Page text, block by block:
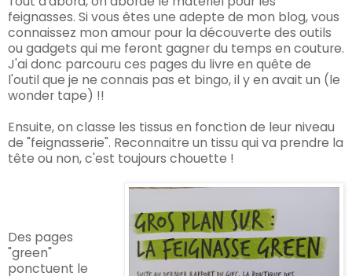
feignasses. Si vous êtes une adepte de mon blog, vous
connaissez mon amour pour la découverte des outils
ou gadgets qui me feront gagner du temps en couture.
J'ai donc parcouru ces pages du livre en quête de
l'outil que je ne connais pas et bingo, il y en avait un (le
wonder tape) !!
Ensuite, on classe les tissus en fonction de leur niveau
de "feignasserie". Reconnaitre un tissu qui va prendre la
tête ou non, c'est toujours chouette !
Des pages
"green"
ponctuent le